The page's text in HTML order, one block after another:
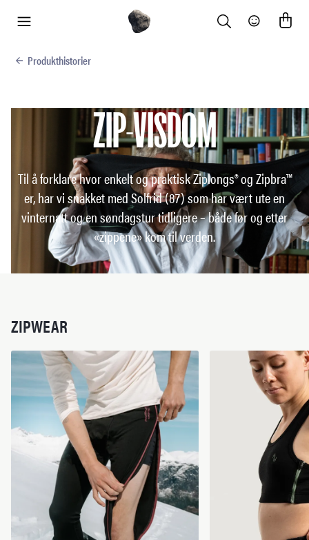
Search Community
Produkthistorier
ZIP-VISDOM
Til å forklare hvor enkelt og praktisk Ziplongs® og Zipbra™
er, har vi snakket med Solfrid (87) som har vært ute en
vinternatt og en søndagstur tidligere – både før og etter
«zippene» kom til verden.
ZIPWEAR